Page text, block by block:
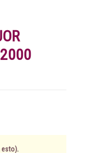
esto).